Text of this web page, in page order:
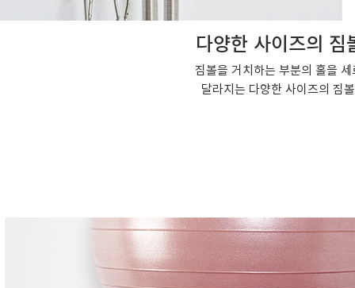
다양한 사이즈의
짐볼을 거치하는 부분의 홀을
달라지는 다양한 사이즈의 짐